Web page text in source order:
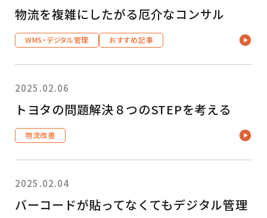
物流を複雑にしたがる厄介なコンサル
WMS・デジタル管理 おすすめ記事
2025.02.06
トヨタの問題解決８つのSTEPを考える
物流改善
2025.02.04
バーコードが貼ってなくてもデジタル管理